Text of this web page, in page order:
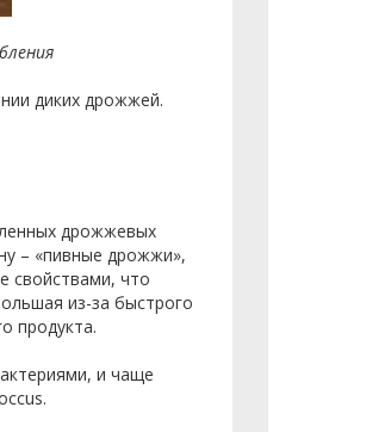
диких дрожжей.
дрожжевых
– «пивные дрожжи»,
свойствами, что
из-за быстрого
продукта.
и чаще